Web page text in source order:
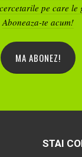
pe care le
Aboneaza-te acum!
MA ABONEZ!
STAI